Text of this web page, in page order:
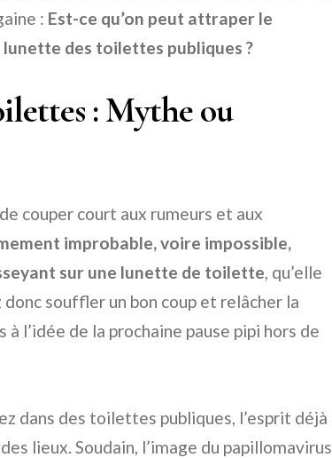
: Est-ce qu’on peut attraper le
lunette des toilettes publiques ?
: Mythe ou
couper court aux rumeurs et aux
improbable, voire impossible,
sur une lunette de toilette, qu’elle
souffler un bon coup et relâcher la
l’idée de la prochaine pause pipi hors de
dans des toilettes publiques, l’esprit déjà
lieux. Soudain, l’image du papillomavirus